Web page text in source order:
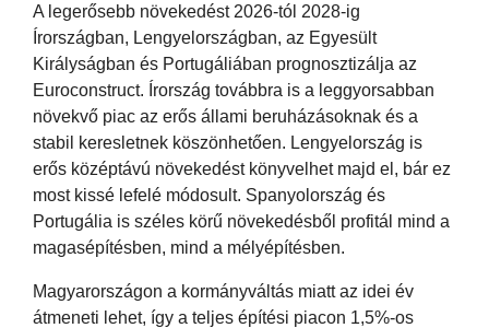
A legerősebb növekedést 2026-tól 2028-ig
Írországban, Lengyelországban, az Egyesült
Királyságban és Portugáliában prognosztizálja az
Euroconstruct. Írország továbbra is a leggyorsabban
növekvő piac az erős állami beruházásoknak és a
stabil keresletnek köszönhetően. Lengyelország is
erős középtávú növekedést könyvelhet majd el, bár ez
most kissé lefelé módosult. Spanyolország és
Portugália is széles körű növekedésből profitál mind a
magasépítésben, mind a mélyépítésben.
Magyarországon a kormányváltás miatt az idei év
átmeneti lehet, így a teljes építési piacon 1,5%-os